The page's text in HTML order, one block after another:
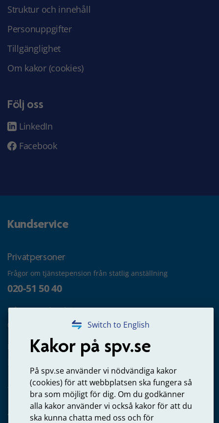
Switch to English
Kakor på spv.se
På spv.se använder vi nödvändiga kakor
(cookies) för att webbplatsen ska fungera så
bra som möjligt för dig. Om du godkänner
alla kakor använder vi också kakor för att du
ska kunna chatta med oss och för
Struktur och innehåll
Personuppgifter
Tillgänglighet
Om kakor (cookies)
Följ oss
LinkedIn
Facebook
Kundservice
Privatpersoner
Frågor om tjänstepension från statlig anställning
020-51 50 40
Frågor om utbetalning
020-65 00 65
Kontakta oss
Arbetsgivare